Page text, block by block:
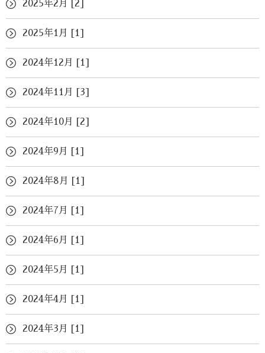
2025年2月 [2]
2025年1月 [1]
2024年12月 [1]
2024年11月 [3]
2024年10月 [2]
2024年9月 [1]
2024年8月 [1]
2024年7月 [1]
2024年6月 [1]
2024年5月 [1]
2024年4月 [1]
2024年3月 [1]